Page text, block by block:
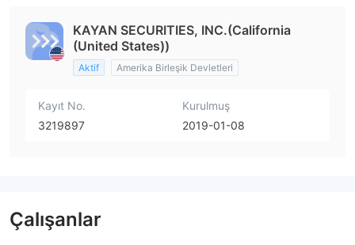
KAYAN SECURITIES, INC.(California
(United States))
Aktif Amerika Birleşik Devletleri
Kayıt No.
3219897
Kurulmuş
2019-01-08
Çalışanlar